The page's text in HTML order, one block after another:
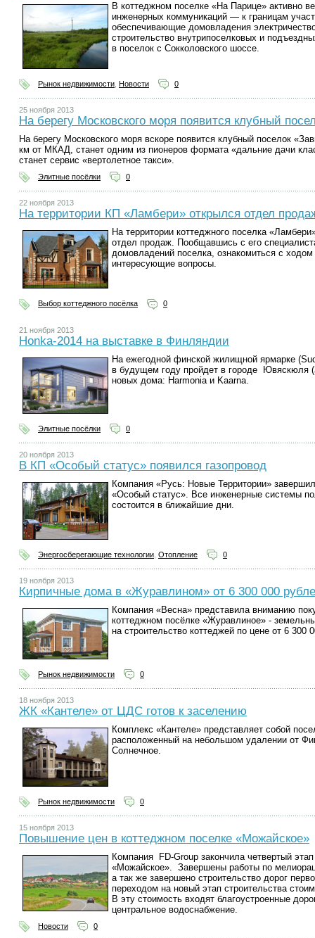
В коттеджном поселке «На Парице» активно
инженерных коммуникаций — к границам
обеспечивающие домовладения
строительство внутрипоселковых и
в поселок с Сокколовского шоссе.
Рынок недвижимости Новости 0
25 ноября 2013
На берегу Московского моря появится клубный
На берегу Московского моря вскоре появится клубный поселок
км от МКАД, станет одним из пионеров формата «дальние дачи
станет сервис «вертолетное такси».
Элитные посёлки 0
22 ноября 2013
На территории КП «Ламбери» открылся отдел
На территории коттеджного поселка
отдел продаж. Пообщавшись с его
домовладений поселка, ознакомиться с
интересующие вопросы.
Выбор коттеджного посёлка 0
21 ноября 2013
Honka-2014 на выставке в Финляндии
На ежегодной финской жилищной ярмарке
в будущем году пройдет в городе Ювяскюля
новых дома: Harmonia и Kaarna.
Элитные посёлки 0
20 ноября 2013
В КП «Особый статус» появился газопровод
Компания «Русь: Новые Территории»
«Особый статус». Все инженерные системы
состоится в ближайшие дни.
Энергосберегающие технологии Отопление 0
19 ноября 2013
Кирпичные дома в «Журавлином» от 6 300 000
Компания «Весна» представила вниманию
коттеджном посёлке «Журавлиное» -
на строительство коттеджей по цене от 6 300
Рынок недвижимости 0
18 ноября 2013
ЖК «Кантеле» от ЦДС готов к заселению
Комплекс «Кантеле» представляет собой
расположенный на небольшом удалении от
Солнечное.
Рынок недвижимости 0
15 ноября 2013
Повышение цен в коттеджном поселке «Можайское»
Компания FD-Group закончила четвертый
«Можайское». Завершены работы по
а так же завершено строительство дорог
переходом на новый этап строительства
В эту стоимость входят благоустроенные
центральное водоснабжение.
Новости 0